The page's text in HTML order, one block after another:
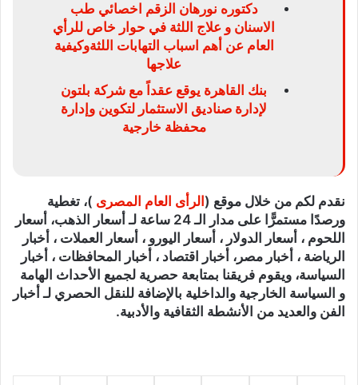
دكتوره نورهان الزقم اخصائي طب
الاسنان و علاج اللثة في حوار خاص للرأي
العام عن أهم اسباب التهابات اللثةوكيفية
علاجها
بنك القاهرة يوقع عقداً مع شركة بلتون
لإدارة صناديق الاستثمار لتكوين وإدارة
محفظة خارجية
نقدم لكم من خلال موقع (الرأى العام المصرى )، تغطية
ورصدًا مستمرًّا على مدار الـ 24 ساعة لـ أسعار الذهب، أسعار
اللحوم ، أسعار الدولار ، أسعار اليورو ، أسعار العملات ، أخبار
الرياضة ، أخبار مصر، أخبار اقتصاد ، أخبار المحافظات ، أخبار
السياسة، ويقوم فريقنا بمتابعة حصرية لجميع الأحداث الهامة
و السياسة الخارجية والداخلية بالإضافة للنقل الحصري لـ أخبار
الفن والعديد من الأنشطة الثقافية والأدبية.